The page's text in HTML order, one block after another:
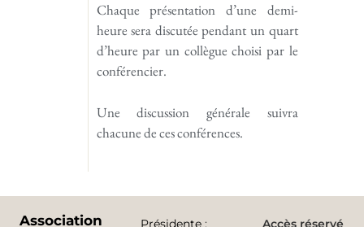
Chaque présentation d’une demi-
heure sera discutée pendant un quart
d’heure par un collègue choisi par le
conférencier.
Une discussion générale suivra
chacune de ces conférences.
Association
Présidente :
Accès réservé